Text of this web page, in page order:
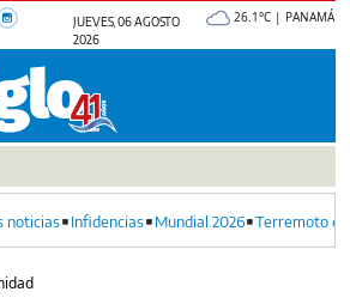
JUEVES, 06 AGOSTO
2026
26.1°C | PANAMÁ
noticias Infidencias Mundial 2026 Terremoto